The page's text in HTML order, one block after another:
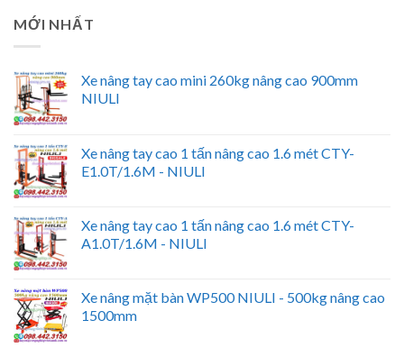
MỚI NHẤT
Xe nâng tay cao mini 260kg nâng cao 900mm
NIULI
Xe nâng tay cao 1 tấn nâng cao 1.6 mét CTY-
E1.0T/1.6M - NIULI
Xe nâng tay cao 1 tấn nâng cao 1.6 mét CTY-
A1.0T/1.6M - NIULI
Xe nâng mặt bàn WP500 NIULI - 500kg nâng cao
1500mm